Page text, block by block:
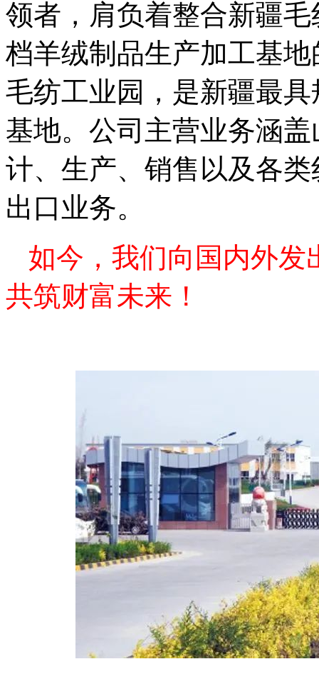
领者，肩负着整合新疆
档羊绒制品生产加工基
毛纺工业园，是新疆最
基地。公司主营业务涵
计、生产、销售以及各
出口业务。
如今，我们向国内外发
共筑财富未来！